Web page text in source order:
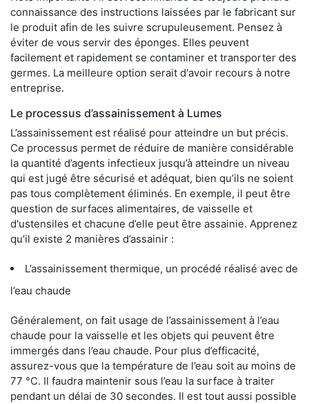
connaissance des instructions laissées par le fabricant sur
le produit afin de les suivre scrupuleusement. Pensez à
éviter de vous servir des éponges. Elles peuvent
facilement et rapidement se contaminer et transporter des
germes. La meilleure option serait d'avoir recours à notre
entreprise.
Le processus d’assainissement à Lumes
L’assainissement est réalisé pour atteindre un but précis.
Ce processus permet de réduire de manière considérable
la quantité d’agents infectieux jusqu’à atteindre un niveau
qui est jugé être sécurisé et adéquat, bien qu’ils ne soient
pas tous complètement éliminés. En exemple, il peut être
question de surfaces alimentaires, de vaisselle et
d'ustensiles et chacune d’elle peut être assainie. Apprenez
qu’il existe 2 manières d’assainir :
L’assainissement thermique, un procédé réalisé avec de
l’eau chaude
Généralement, on fait usage de l’assainissement à l’eau
chaude pour la vaisselle et les objets qui peuvent être
immergés dans l’eau chaude. Pour plus d’efficacité,
assurez-vous que la température de l’eau soit au moins de
77 °C. Il faudra maintenir sous l’eau la surface à traiter
pendant un délai de 30 secondes. Il est tout aussi possible